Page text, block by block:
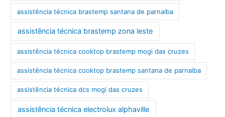
assistência técnica brastemp santana de parnaíba
assistência técnica brastemp zona leste
assistência técnica cooktop brastemp mogi das cruzes
assistência técnica cooktop brastemp santana de parnaíba
assistência técnica dcs mogi das cruzes
assistência técnica electrolux alphaville